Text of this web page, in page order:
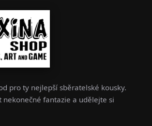
pro ty nejlepší sběratelské kousky.
nekonečné fantazie a udělejte si